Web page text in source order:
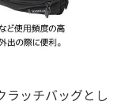
ッチバッグとし